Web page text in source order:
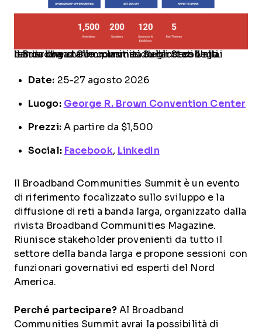
Il Broadband Communities Summit collega i leader che stanno plasmando l’accesso alla banda larga nelle comunità degli Stati Uniti.
Date: 25-27 agosto 2026
Luogo: George R. Brown Convention Center
Prezzi:A partire da $1,500
Social: Facebook, LinkedIn
Il Broadband Communities Summit è un evento
di riferimento focalizzato sullo sviluppo e la
diffusione di reti a banda larga, organizzato dalla
rivista Broadband Communities Magazine.
Riunisce stakeholder provenienti da tutto il
settore della banda larga e propone sessioni con
funzionari governativi ed esperti del Nord
America.
Perché partecipare?Al Broadband
Communities Summit avrai la possibilità di